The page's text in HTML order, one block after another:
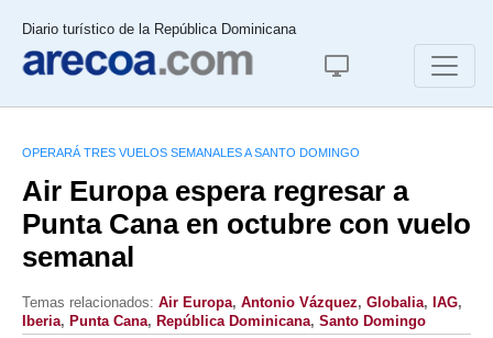
Diario turístico de la República Dominicana
OPERARÁ TRES VUELOS SEMANALES A SANTO DOMINGO
Air Europa espera regresar a
Punta Cana en octubre con vuelo
semanal
Temas relacionados: Air Europa, Antonio Vázquez, Globalia, IAG,
Iberia, Punta Cana, República Dominicana, Santo Domingo